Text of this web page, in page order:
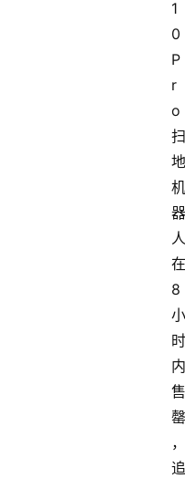
1
0
P
r
o
扫
地
机
器
人
在
8
小
时
内
售
罄
，
追